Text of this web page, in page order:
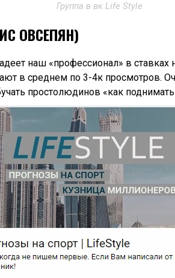
Группа в вк Life Style
ОВСЕПЯН)
наш «профессионал» в ставках
в среднем по 3-4к просмотров.
простолюдинов «как поднимать